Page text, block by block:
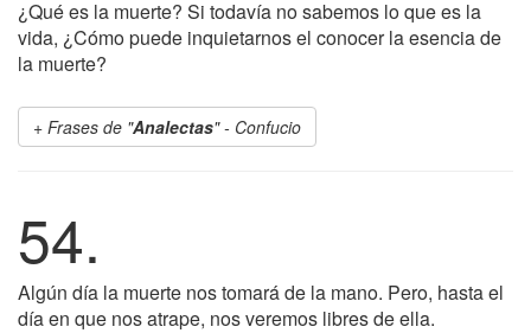
¿Qué es la muerte? Si todavía no sabemos lo que es la
vida, ¿Cómo puede inquietarnos el conocer la esencia de
la muerte?
Frases de "Analectas" - Confucio
54.
Algún día la muerte nos tomará de la mano. Pero, hasta el
día en que nos atrape, nos veremos libres de ella.